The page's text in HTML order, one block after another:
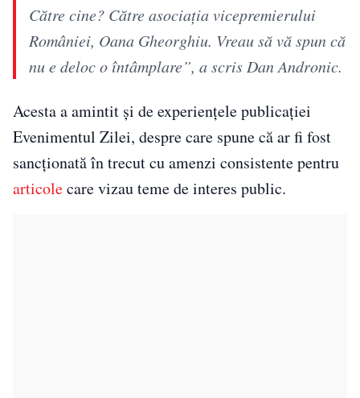
Către cine? Către asociația vicepremierului
României, Oana Gheorghiu. Vreau să vă spun că
nu e deloc o întâmplare”, a scris Dan Andronic.
Acesta a amintit și de experiențele publicației
Evenimentul Zilei, despre care spune că ar fi fost
sancționată în trecut cu amenzi consistente pentru
articolecare vizau teme de interes public.